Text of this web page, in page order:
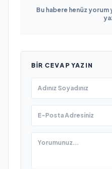
Bu habere henüz yorum
BIR CEVAP YAZIN